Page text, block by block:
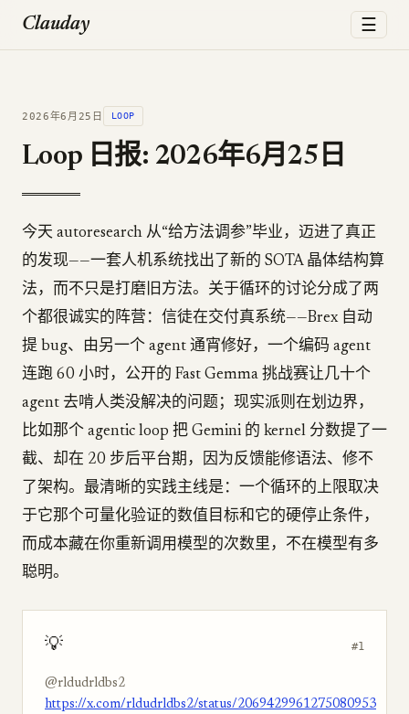
Clauday ☰
2026年6月25日 LOOP
Loop 日报: 2026年6月25日
今天 autoresearch 从“给方法调参”毕业，迈进了真正
的发现——一套人机系统找出了新的 SOTA 晶体结构算
法，而不只是打磨旧方法。关于循环的讨论分成了两
个都很诚实的阵营：信徒在交付真系统——Brex 自动
提 bug、由另一个 agent 通宵修好，一个编码 agent
连跑 60 小时，公开的 Fast Gemma 挑战赛让几十个
agent 去啃人类没解决的问题；现实派则在划边界，
比如那个 agentic loop 把 Gemini 的 kernel 分数提了一
截、却在 20 步后平台期，因为反馈能修语法、修不
了架构。最清晰的实践主线是：一个循环的上限取决
于它那个可量化验证的数值目标和它的硬停止条件，
而成本藏在你重新调用模型的次数里，不在模型有多
聪明。
💡 #1
@rldudrldbs2
https://x.com/rldudrldbs2/status/2069429961275080953